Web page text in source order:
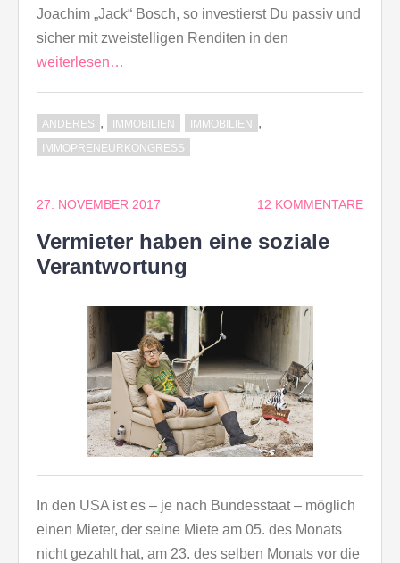
Joachim „Jack“ Bosch, so investierst Du passiv und
sicher mit zweistelligen Renditen in den
weiterlesen…
ANDERES , IMMOBILIEN IMMOBILIEN ,
IMMOPRENEURKONGRESS
27. NOVEMBER 2017 12 KOMMENTARE
Vermieter haben eine soziale
Verantwortung
In den USA ist es – je nach Bundesstaat – möglich
einen Mieter, der seine Miete am 05. des Monats
nicht gezahlt hat, am 23. des selben Monats vor die